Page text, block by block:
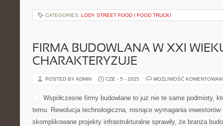
CATEGORIES: LODY STREET FOOD I FOOD TRUCKI
FIRMA BUDOWLANA W XXI
CHARAKTERYZUJE
POSTED BY ADMIN CZE - 5 - 2025 MOŻLIWOŚĆ
Współczesne firmy budowlane to już nie te same podmioty,
temu. Rewolucja technologiczna, rosnące wymagania
skomplikowane projekty infrastrukturalne sprawiły, że branża